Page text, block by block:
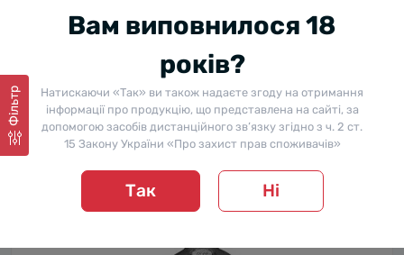
Фільтр 0
559 ₴
Повідомити мене
Вам виповнилося 18
років?
Натискаючи «Так» ви також надаєте згоду на отримання
інформації про продукцію, що представлена на сайті, за
допомогою засобів дистанційного зв’язку згідно з ч. 2 ст.
15 Закону України «Про захист прав споживачів»
Так Ні